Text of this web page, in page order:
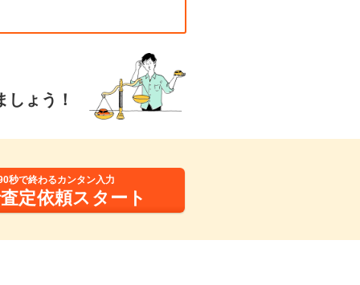
しょう！
秒で終わるカンタン入力
定依頼スタート